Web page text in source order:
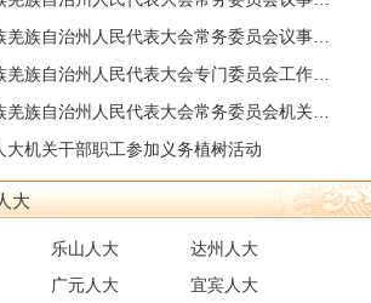
大机关干部职工参加义务植树活动
大
乐山人大
达州人大
广元人大 宜宾人大